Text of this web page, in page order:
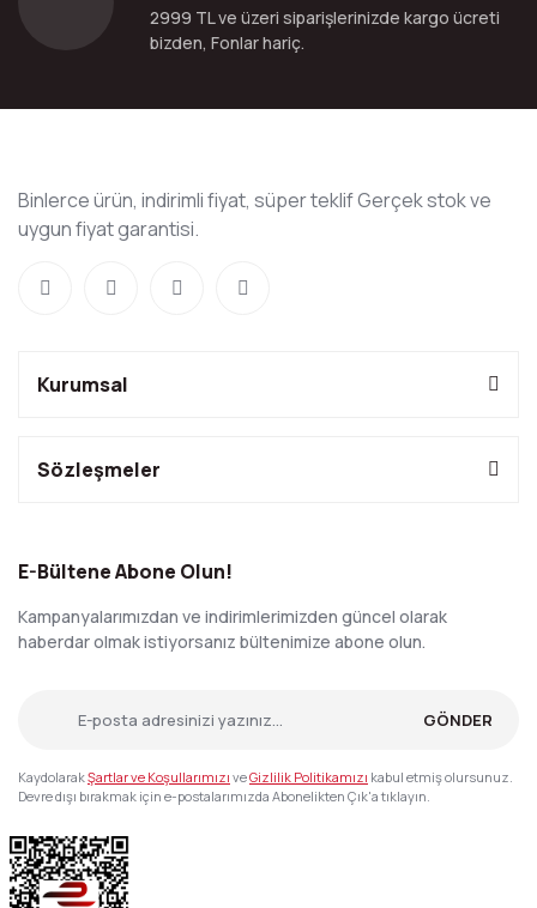
2999 TL ve üzeri siparişlerinizde kargo ücreti
bizden, Fonlar hariç.
Binlerce ürün, indirimli fiyat, süper teklif Gerçek stok ve
uygun fiyat garantisi.
Kurumsal
Sözleşmeler
E-Bültene Abone Olun!
Kampanyalarımızdan ve indirimlerimizden güncel olarak
haberdar olmak istiyorsanız bültenimize abone olun.
GÖNDER
KaydolarakŞartlar ve Koşullarımızı veGizlilik Politikamızı kabul etmiş olursunuz.
Devre dışı bırakmak için e-postalarımızda Abonelikten Çık'a tıklayın.